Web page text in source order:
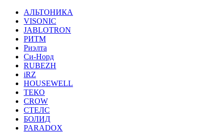
АЛЬТОНИКА
VISONIC
JABLOTRON
РИТМ
Риэлта
Си-Норд
RUBEZH
iRZ
HOUSEWELL
ТЕКО
CROW
СТЕЛС
БОЛИД
PARADOX